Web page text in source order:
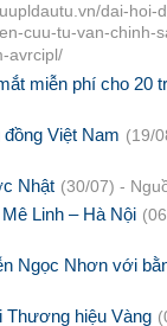
dai-hoi-
cuu-tu-van-chinh-
avrcipl/
miễn phí cho 20
Việt Nam (19/
Nhật (30/07) -
Linh – Hà Nội
Ngọc Nhơn với
Thương hiệu Vàng